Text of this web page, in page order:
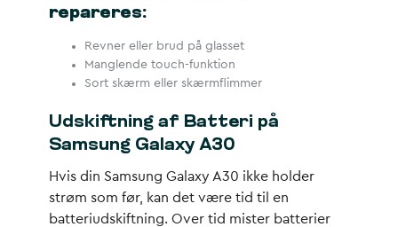
repareres:
Revner eller brud på glasset
Manglende touch-funktion
Sort skærm eller skærmflimmer
Udskiftning af Batteri på
Samsung Galaxy A30
Hvis din Samsung Galaxy A30 ikke holder
strøm som før, kan det være tid til en
batteriudskiftning. Over tid mister batterier